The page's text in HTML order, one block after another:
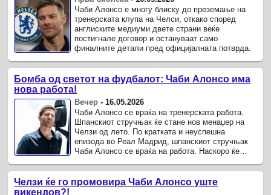
Чаби Алонсо е многу блиску до преземање на
тренерската клупа на Челси, откако според
англиските медиуми двете страни веќе
постигнале договор и остануваат само
финалните детали пред официјалната потврда.
Бомба од светот на фудбалот: Чаби Алонсо има
нова работа!
Вечер - 16.05.2026
Чаби Алонсо се враќа на тренерската работа.
Шпанскиот стручњак ќе стане нов менаџер на
Челзи од лето. По кратката и неуспешна
епизода во Реал Мадрид, шпанскиот стручњак
Чаби Алонсо се враќа на работа. Наскоро ќе
Челзи ќе го промовира Чаби Алонсо уште
викендов?!